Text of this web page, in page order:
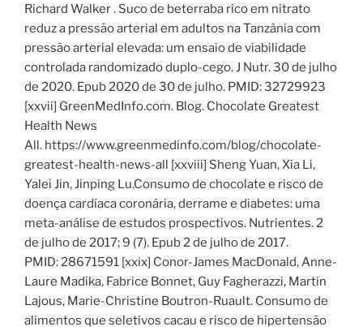
Richard Walker . Suco de beterraba rico em nitrato
reduz a pressão arterial em adultos na Tanzânia com
pressão arterial elevada: um ensaio de viabilidade
controlada randomizado duplo-cego. J Nutr. 30 de julho
de 2020. Epub 2020 de 30 de julho. PMID: 32729923
[xxvii] GreenMedInfo.com. Blog. Chocolate Greatest
Health News
All. https://www.greenmedinfo.com/blog/chocolate-
greatest-health-news-all [xxviii] Sheng Yuan, Xia Li,
Yalei Jin, Jinping Lu.Consumo de chocolate e risco de
doença cardíaca coronária, derrame e diabetes: uma
meta-análise de estudos prospectivos. Nutrientes. 2
de julho de 2017; 9 (7). Epub 2 de julho de 2017.
PMID: 28671591 [xxix] Conor-James MacDonald, Anne-
Laure Madika, Fabrice Bonnet, Guy Fagherazzi, Martin
Lajous, Marie-Christine Boutron-Ruault. Consumo de
alimentos que seletivos cacau e risco de hipertensão